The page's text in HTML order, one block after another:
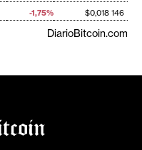
-1,75% $0,018 146
DiarioBitcoin.com